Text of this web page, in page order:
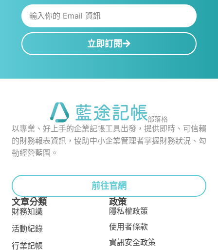
立即訂閱
部落格
以專業、好上手的企業記帳工具出發，提供即時、可信賴
的財務報表資訊，協助中小企業管理者掌握財務狀況、勾
勒經營藍圖。
前往官網
文章分類
財務知識
活動紀錄
行業記帳
政策
隱私權政策
使用者條款
資訊安全政策